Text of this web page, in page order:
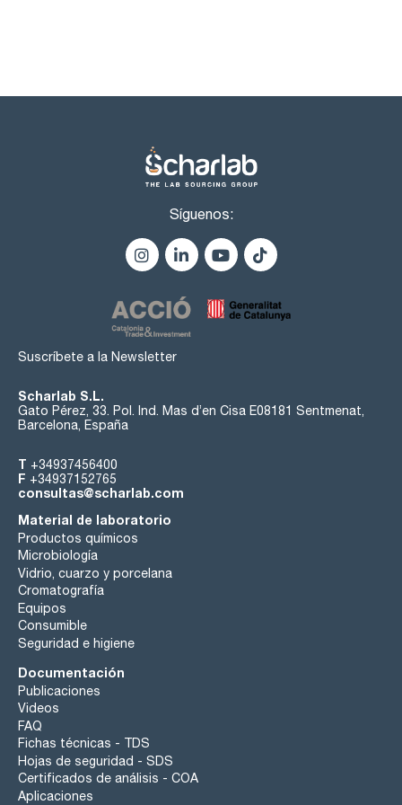
Síguenos:
Suscríbete a la Newsletter
Scharlab S.L.
Gato Pérez, 33. Pol. Ind. Mas d’en Cisa E08181 Sentmenat,
Barcelona, España
T +34937456400
F +34937152765
consultas@scharlab.com
Material de laboratorio
Productos químicos
Microbiología
Vidrio, cuarzo y porcelana
Cromatografía
Equipos
Consumible
Seguridad e higiene
Documentación
Publicaciones
Videos
FAQ
Fichas técnicas - TDS
Hojas de seguridad - SDS
Certificados de análisis - COA
Aplicaciones